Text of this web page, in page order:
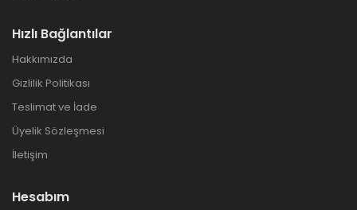
Hızlı Bağlantılar
Hakkımızda
Gizlilik Politikası
Teslimat ve İade
Üyelik Sözleşmesi
İletişim
Hesabım